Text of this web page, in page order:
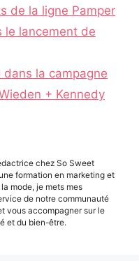
de la ligne Pamper
le lancement de
la campagne
+ Kennedy
chez So Sweet
formation en marketing et
mode, je mets mes
de notre communauté
vous accompagner sur le
et du bien-être.